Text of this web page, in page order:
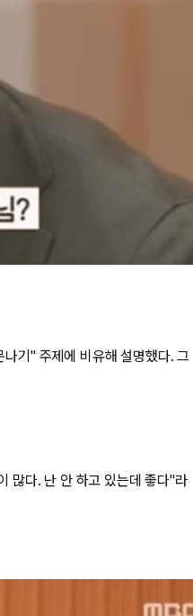
기" 주제에 비유해 설명했다. 그
많다. 난 안 하고 있는데 좋다"라